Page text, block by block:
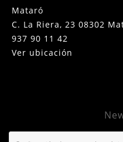
Mataró
C. La Riera, 23 08302
937 90 11 42
Ver ubicación